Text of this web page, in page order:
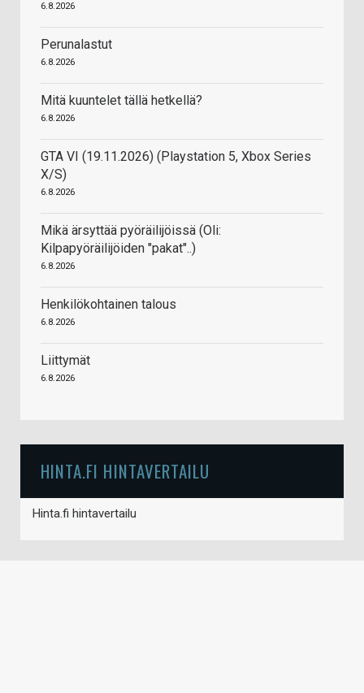
6.8.2026
Perunalastut
6.8.2026
Mitä kuuntelet tällä hetkellä?
6.8.2026
GTA VI (19.11.2026) (Playstation 5, Xbox Series
X/S)
6.8.2026
Mikä ärsyttää pyöräilijöissä (Oli:
Kilpapyöräilijöiden "pakat"..)
6.8.2026
Henkilökohtainen talous
6.8.2026
Liittymät
6.8.2026
HINTA.FI HINTAVERTAILU
Hinta.fi hintavertailu